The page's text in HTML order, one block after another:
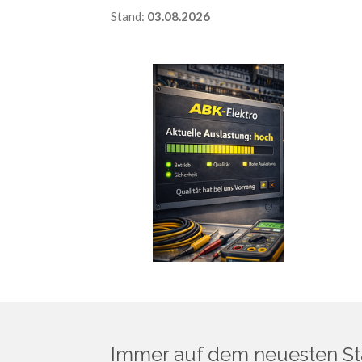
Stand: 03.08.2026
Immer auf dem neuesten